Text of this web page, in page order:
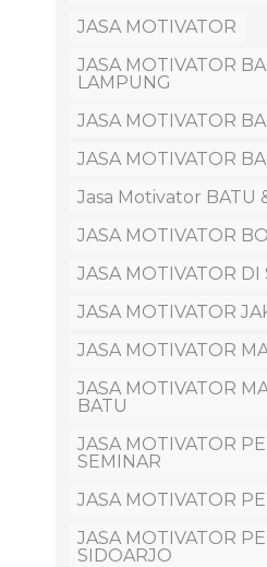
JASA MOTIVATOR
JASA MOTIVATOR
LAMPUNG
JASA MOTIVATOR
JASA MOTIVATOR
Jasa Motivator BATU
JASA MOTIVATOR
JASA MOTIVATOR DI
JASA MOTIVATOR
JASA MOTIVATOR
JASA MOTIVATOR
BATU
JASA MOTIVATOR
SEMINAR
JASA MOTIVATOR
JASA MOTIVATOR
SIDOARJO